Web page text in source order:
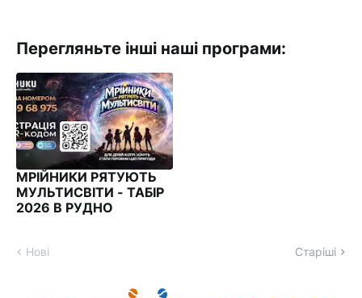
Перегляньте інші наші програми:
МРІЙНИКИ РЯТУЮТЬ
МУЛЬТИСВІТИ - ТАБІР
2026 В РУДНО
Нові Старіші